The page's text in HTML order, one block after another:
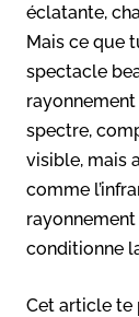
éclatante,
Mais ce que
spectacle
spectre,
visible, mais
comme
rayonnement
conditionne
Cet article te